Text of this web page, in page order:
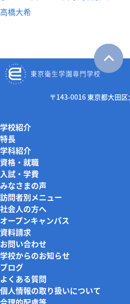
高橋大希
〒143-0016 東京都大田
学校紹介
特長
学科紹介
資格・就職
入試・学費
みなさまの声
訪問者別メニュー
社会人の方へ
オープンキャンパス
資料請求
お問い合わせ
学校からのお知らせ
ブログ
よくある質問
個人情報の取り扱いについて